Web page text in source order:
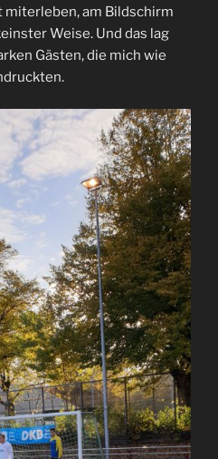
am Bildschirm
Weise. Und das lag
Gästen, die mich wie